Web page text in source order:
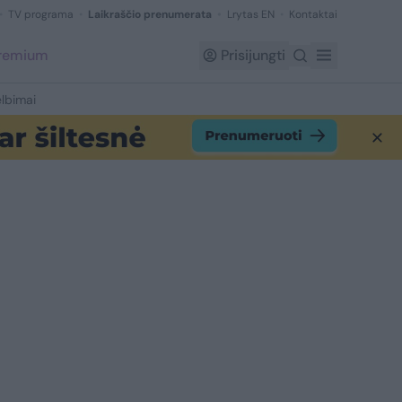
TV programa Laikraščio prenumerata Lrytas EN Kontaktai
Prisijungti